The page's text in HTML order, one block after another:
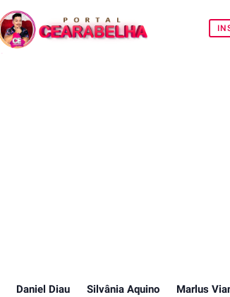
Daniel Diau Silvânia Aquino Marlus